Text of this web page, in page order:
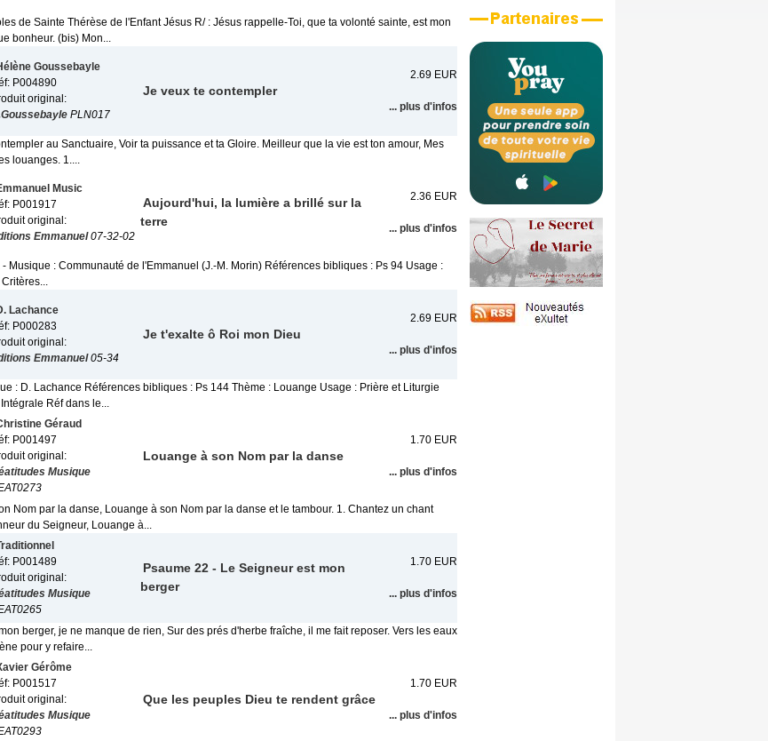
de Sainte Thérèse de l'Enfant Jésus R/ : Jésus rappelle-Toi, que ta volonté sainte, est mon
bonheur. (bis) Mon...
Goussebayle
P004890
original:
PLN017
Je veux te contempler
2.69 EUR
... plus d'infos
au Sanctuaire, Voir ta puissance et ta Gloire. Meilleur que la vie est ton amour, Mes
louanges. 1....
Music
P001917
original:
Emmanuel07-32-02
Aujourd'hui, la lumière a brillé sur la
terre
2.36 EUR
... plus d'infos
- Musique : Communauté de l'Emmanuel (J.-M. Morin) Références bibliques : Ps 94 Usage :
Lachance
P000283
original:
Emmanuel05-34
Je t'exalte ô Roi mon Dieu
2.69 EUR
... plus d'infos
: D. Lachance Références bibliques : Ps 144 Thème : Louange Usage : Prière et Liturgie
Réf dans le...
Géraud
P001497
original:
Musique
Louange à son Nom par la danse
1.70 EUR
... plus d'infos
Nom par la danse, Louange à son Nom par la danse et le tambour. 1. Chantez un chant
du Seigneur, Louange à...
P001489
original:
Musique
Psaume 22 - Le Seigneur est mon
berger
1.70 EUR
... plus d'infos
berger, je ne manque de rien, Sur des prés d'herbe fraîche, il me fait reposer. Vers les eaux
pour y refaire...
Gérôme
P001517
original:
Musique
Que les peuples Dieu te rendent grâce
1.70 EUR
... plus d'infos